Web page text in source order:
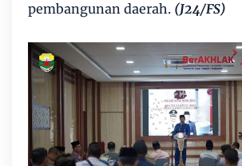
pembangunan daerah. (J24/FS)